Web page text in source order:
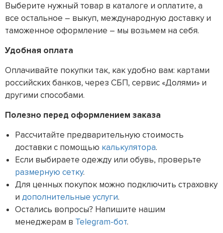
Выберите нужный товар в каталоге и оплатите, а
все остальное – выкуп, международную доставку и
таможенное оформление – мы возьмем на себя.
Удобная оплата
Оплачивайте покупки так, как удобно вам: картами
российских банков, через СБП, сервис «Долями» и
другими способами.
Полезно перед оформлением заказа
Рассчитайте предварительную стоимость
доставки с помощью калькулятора.
Если выбираете одежду или обувь, проверьте
размерную сетку.
Для ценных покупок можно подключить страховку
и дополнительные услуги.
Остались вопросы? Напишите нашим
менеджерам в Telegram-бот.